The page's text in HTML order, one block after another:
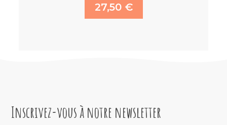
27,50 €
Inscrivez-vous à notre newsletter